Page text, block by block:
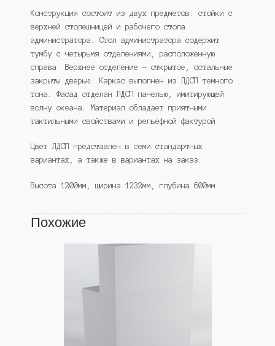
Конструкция состоит из двух предметов: стойки с
верхней столешницей и рабочего стола
администратора. Стол администратора содержит
тумбу с четырьмя отделениями, расположенную
справа. Верхнее отделение — открытое, остальные
закрыты дверью. Каркас выполнен из ЛДСП темного
тона. Фасад отделан ЛДСП панелью, имитирующей
волну океана. Материал обладает приятными
тактильными свойствами и рельефной фактурой.
Цвет ЛДСП представлен в семи стандартных
вариантах, а также в вариантах на заказ.
Высота 1200мм, ширина 1232мм, глубина 600мм.
Похожие